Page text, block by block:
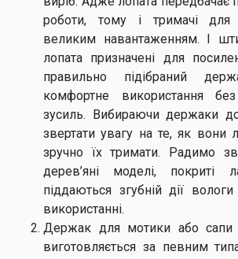
роботи, тому і тримачі для
великим навантаженням. І
лопата призначені для
правильно підібраний
комфортне використання
зусиль. Вибираючи держаки
звертати увагу на те, як вони
зручно їх тримати. Радимо
дерев’яні моделі,
піддаються згубній дії
використанні.
Держак для мотики або
виготовляється за певним